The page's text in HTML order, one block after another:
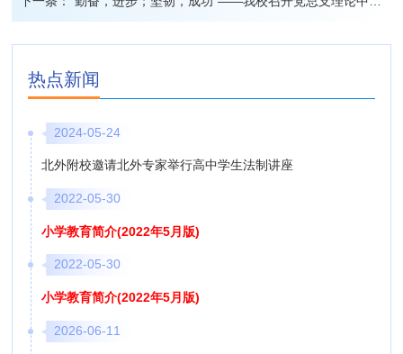
热点新闻
2024-05-24
北外附校邀请北外专家举行高中学生法制讲座
2022-05-30
小学教育简介(2022年5月版)
2022-05-30
小学教育简介(2022年5月版)
2026-06-11